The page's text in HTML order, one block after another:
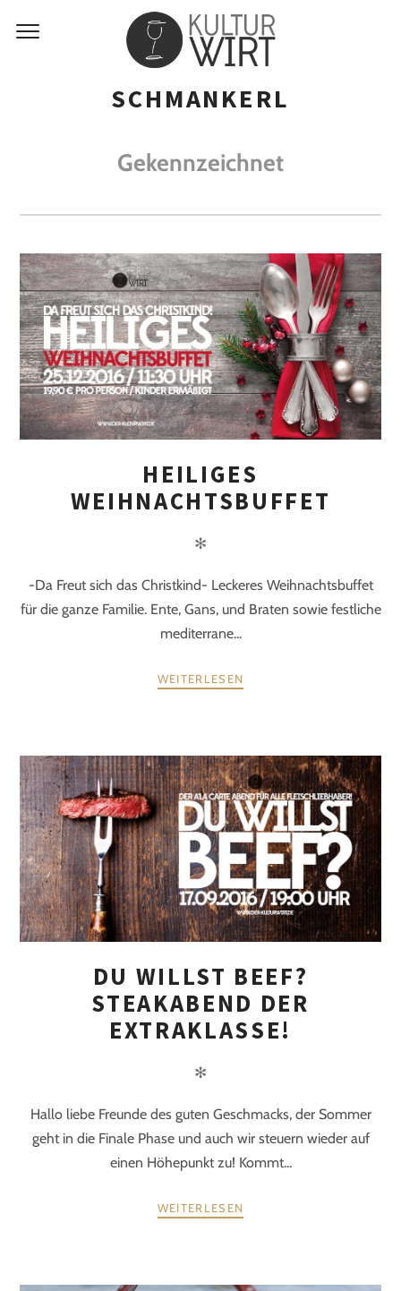
SCHMANKERL
Gekennzeichnet
HEILIGES
WEIHNACHTSBUFFET
✻
-Da Freut sich das Christkind- Leckeres Weihnachtsbuffet
für die ganze Familie. Ente, Gans, und Braten sowie festliche
mediterrane...
WEITERLESEN
DU WILLST BEEF?
STEAKABEND DER
EXTRAKLASSE!
✻
Hallo liebe Freunde des guten Geschmacks, der Sommer
geht in die Finale Phase und auch wir steuern wieder auf
einen Höhepunkt zu! Kommt...
WEITERLESEN